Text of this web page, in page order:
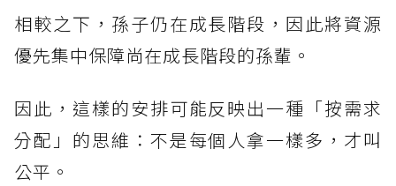
相較之下，孫子仍在成長階段，因此將資源
優先集中保障尚在成長階段的孫輩。
因此，這樣的安排可能反映出一種「按需求
分配」的思維：不是每個人拿一樣多，才叫
公平。